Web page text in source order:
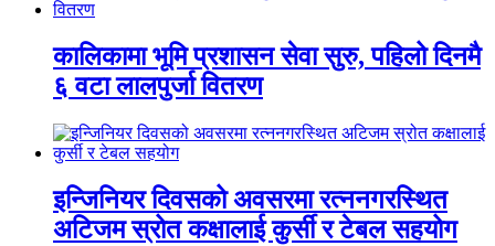
कालिकामा भूमि प्रशासन सेवा सुरु, पहिलो दिनमै
६ वटा लालपुर्जा वितरण
इन्जिनियर दिवसको अवसरमा रत्ननगरस्थित
अटिजम स्रोत कक्षालाई कुर्सी र टेबल सहयोग